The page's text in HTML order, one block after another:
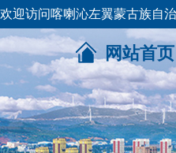
欢迎访问喀喇沁左翼蒙古族自
网站首页